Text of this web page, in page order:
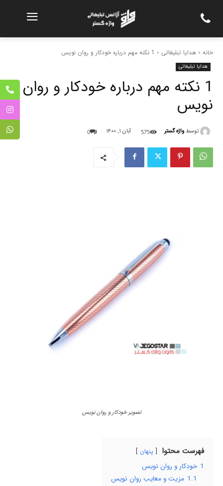
خانه هدایا تبلیغاتی 1 نکته مهم درباره خودکار و روان نویس
هدایا تبلیغاتی
1 نکته مهم درباره خودکار و روان
نویس
توسط واژه گستر آبان ۱, ۱۴۰۰ 0 575
تصویر خودکار و روان نویس
فهرست محتوا پنهان
1 خودکار و روان نویس
1.1 مزیت و معایب روان نویس